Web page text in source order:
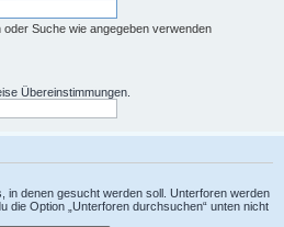
Suche wie angegeben verwenden
Übereinstimmungen.
in denen gesucht werden soll. Unterforen werden
die Option „Unterforen durchsuchen“ unten nicht